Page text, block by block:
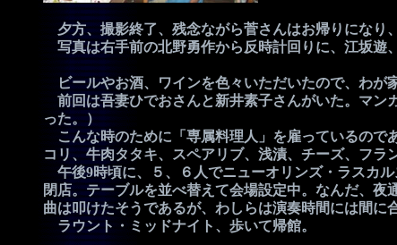
夕方、撮影終了、残念ながら菅さんはお帰りになり
写真は右手前の北野勇作から反時計回りに、江坂遊
ビールやお酒、ワインを色々いただいたので、わが
前回は吾妻ひでおさんと新井素子さんがいた。マン
った。）
こんな時のために「専属料理人」を雇っているので
コリ、牛肉タタキ、スペアリブ、浅漬、チーズ、フ
午後9時頃に、５、６人でニューオリンズ・ラスカ
閉店。テーブルを並べ替えて会場設定中。なんだ、
曲は叩けたそうであるが、わしらは演奏時間には間に
ラウント・ミッドナイト、歩いて帰館。